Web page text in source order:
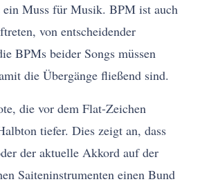
Muss für Musik. BPM ist auch
von entscheidender
BPMs beider Songs müssen
die Übergänge fließend sind.
die vor dem Flat-Zeichen
tiefer. Dies zeigt an, dass
der aktuelle Akkord auf der
Saiteninstrumenten einen Bund